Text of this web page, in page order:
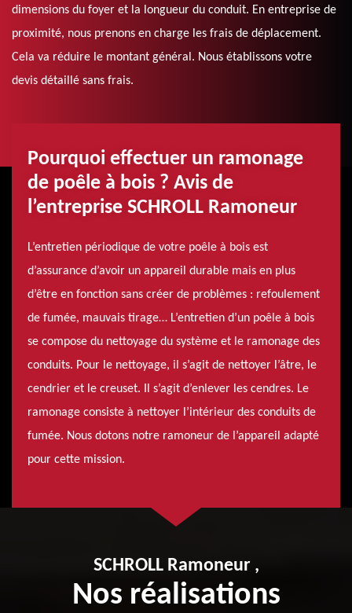
dimensions du foyer et la longueur du conduit. En entreprise de
proximité, nous prenons en charge les frais de déplacement.
Cela va réduire le montant général. Nous établissons votre
devis détaillé sans frais.
Pourquoi effectuer un ramonage
de poêle à bois ? Avis de
l’entreprise SCHROLL Ramoneur
L’entretien périodique de votre poêle à bois est
d’assurance d’avoir un appareil durable mais en plus
d’être en fonction sans créer de problèmes : refoulement
de fumée, mauvais tirage… L’entretien d’un poêle à bois
se compose du nettoyage du système et le ramonage des
conduits. Pour le nettoyage, il s’agit de nettoyer l’âtre, le
cendrier et le creuset. Il s’agit d’enlever les cendres. Le
ramonage consiste à nettoyer l’intérieur des conduits de
fumée. Nous dotons notre ramoneur de l’appareil adapté
pour cette mission.
SCHROLL Ramoneur ,
Nos réalisations